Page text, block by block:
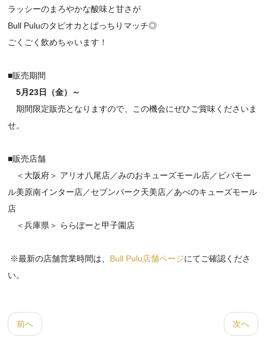
ラッシーのまろやかな酸味と甘さが
Bull Puluのタピオカとばっちりマッチ◎
ごくごく飲めちゃいます！
■販売期間
5月23日（金）～
期間限定販売となりますので、この機会にぜひご賞味くださいま
せ。
■販売店舗
＜大阪府＞ アリオ八尾店／みのおキューズモール店／ビバモー
ル美原南インター店／セブンパーク天美店／あべのキューズモール
店
＜兵庫県＞ ららぽーと甲子園店
※最新の店舗営業時間は、 Bull Pulu店舗ページにてご確認くださ
い。
前へ 次へ